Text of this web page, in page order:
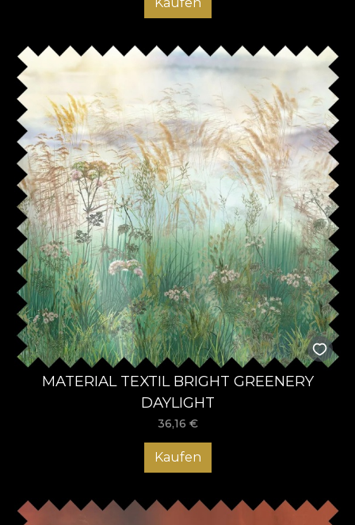
MATERIAL TEXTIL BRIGHT GREENERY
DAYLIGHT
36,16 €
Kaufen